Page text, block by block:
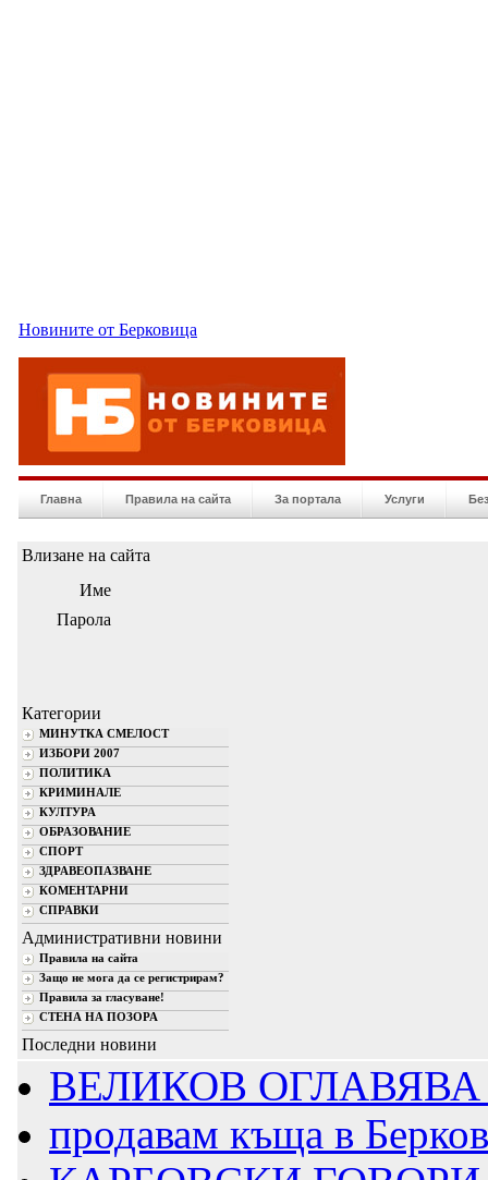
Новините от Берковица
Главна Правила на сайта За портала Услуги
Влизане на сайта
Име
Парола
Категории
МИНУТКА СМЕЛОСТ
ИЗБОРИ 2007
ПОЛИТИКА
КРИМИНАЛЕ
КУЛТУРА
ОБРАЗОВАНИЕ
СПОРТ
ЗДРАВЕОПАЗВАНЕ
КОМЕНТАРНИ
СПРАВКИ
Административни новини
Правила на сайта
Защо не мога да се регистрирам?
Правила за гласуване!
СТЕНА НА ПОЗОРА
Последни новини
ВЕЛИКОВ
продавам къща в